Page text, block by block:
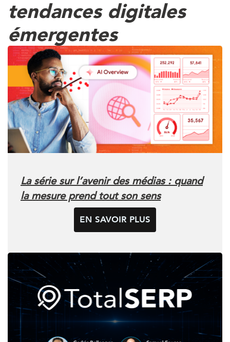
tendances digitales
émergentes
La série sur l’avenir des médias : quand
la mesure prend tout son sens
EN SAVOIR PLUS